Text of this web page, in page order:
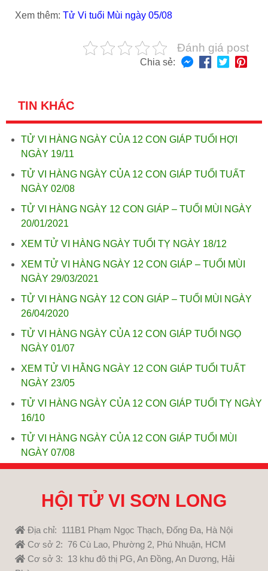
Xem thêm: Tử Vi tuổi Mùi ngày 05/08
Đánh giá post
Chia sẻ:
TIN KHÁC
TỬ VI HÀNG NGÀY CỦA 12 CON GIÁP TUỔI HỢI
NGÀY 19/11
TỬ VI HÀNG NGÀY CỦA 12 CON GIÁP TUỔI TUẤT
NGÀY 02/08
TỬ VI HÀNG NGÀY 12 CON GIÁP – TUỔI MÙI NGÀY
20/01/2021
XEM TỬ VI HÀNG NGÀY TUỔI TỴ NGÀY 18/12
XEM TỬ VI HÀNG NGÀY 12 CON GIÁP – TUỔI MÙI
NGÀY 29/03/2021
TỬ VI HÀNG NGÀY 12 CON GIÁP – TUỔI MÙI NGÀY
26/04/2020
TỬ VI HÀNG NGÀY CỦA 12 CON GIÁP TUỔI NGỌ
NGÀY 01/07
XEM TỬ VI HẰNG NGÀY 12 CON GIÁP TUỔI TUẤT
NGÀY 23/05
TỬ VI HÀNG NGÀY CỦA 12 CON GIÁP TUỔI TỴ NGÀY
16/10
TỬ VI HÀNG NGÀY CỦA 12 CON GIÁP TUỔI MÙI
NGÀY 07/08
HỘI TỬ VI SƠN LONG
Địa chỉ: 111B1 Phạm Ngọc Thạch, Đống Đa, Hà Nội
Cơ sở 2: 76 Cù Lao, Phường 2, Phú Nhuận, HCM
Cơ sở 3: 13 khu đô thị PG, An Đồng, An Dương, Hải